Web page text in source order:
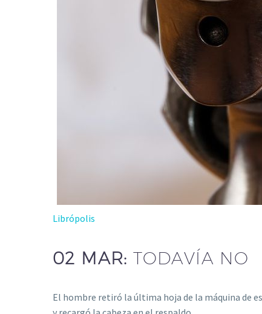
Librópolis
02 MAR:TODAVÍA NO
El hombre retiró la última hoja de la máquina de